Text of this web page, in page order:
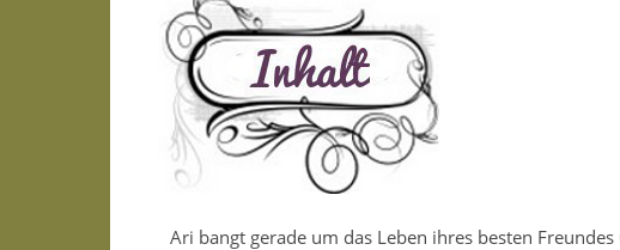
Ari bangt gerade um das Leben ihres besten